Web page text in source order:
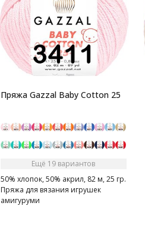
Пряжа Gazzal Baby Cotton 25
Ещё 19 вариантов
50% хлопок, 50% акрил, 82 м, 25 гр.
Пряжа для вязания игрушек
амигуруми